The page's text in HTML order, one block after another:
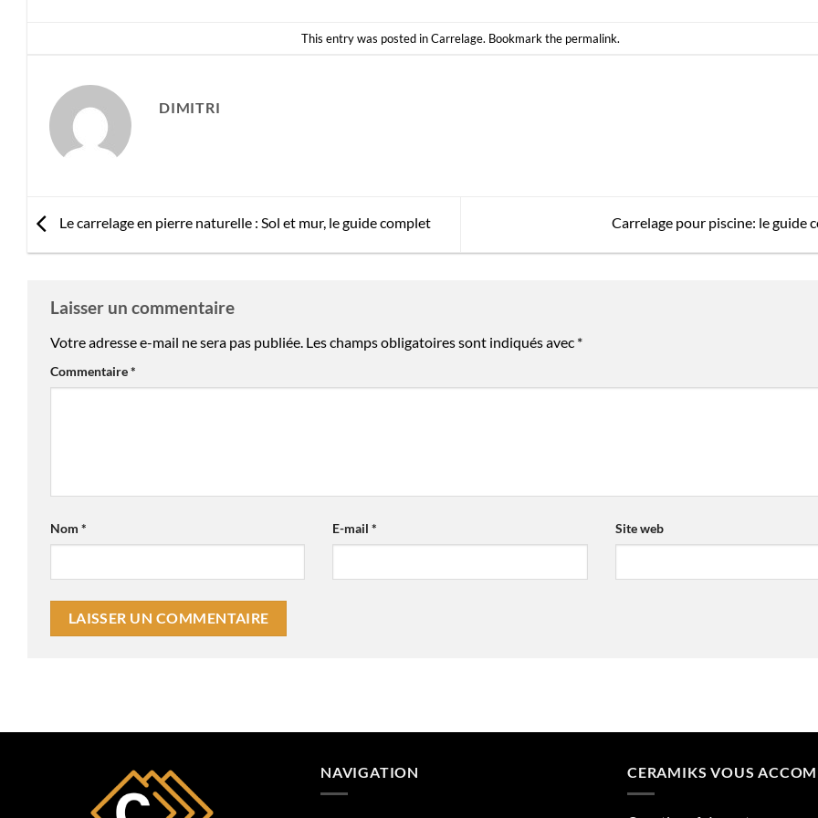
This entry was posted inCarrelage. Bookmark the permalink.
DIMITRI
Le carrelage en pierre naturelle : Sol et mur, le guide complet Carrelage pour piscine: le guide
Laisser un commentaire
Votre adresse e-mail ne sera pas publiée. Les champs obligatoires sont indiqués avec *
Commentaire*
Nom * E-mail* Site web
NAVIGATION CERAMIKS VOUS